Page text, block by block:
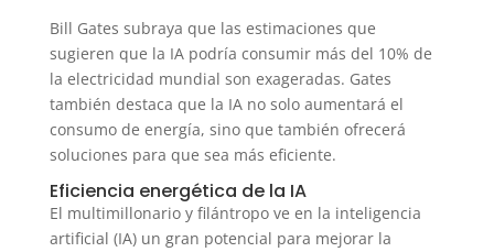
Bill Gates subraya que las estimaciones que
sugieren que la IA podría consumir más del 10% de
la electricidad mundial son exageradas. Gates
también destaca que la IA no solo aumentará el
consumo de energía, sino que también ofrecerá
soluciones para que sea más eficiente.
Eficiencia energética de la IA
El multimillonario y filántropo ve en la inteligencia
artificial (IA) un gran potencial para mejorar la